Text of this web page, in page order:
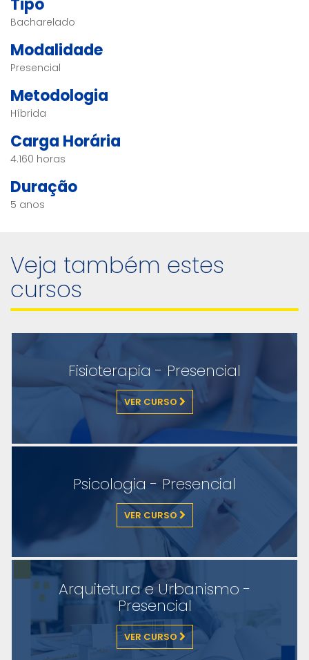
Tipo
Bacharelado
Modalidade
Presencial
Metodologia
Híbrida
Carga Horária
4.160 horas
Duração
5 anos
Veja também estes
cursos
Fisioterapia - Presencial
VER CURSO
Psicologia - Presencial
VER CURSO
Arquitetura e Urbanismo -
Presencial
VER CURSO